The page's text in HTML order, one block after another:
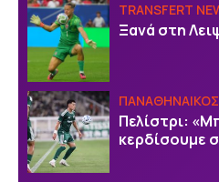
TRANSFERT
Ξανά στη
ΠΑΝΑΘΗΝΑΙΚΟΣ
Πελίστρι:
κερδίσουμε